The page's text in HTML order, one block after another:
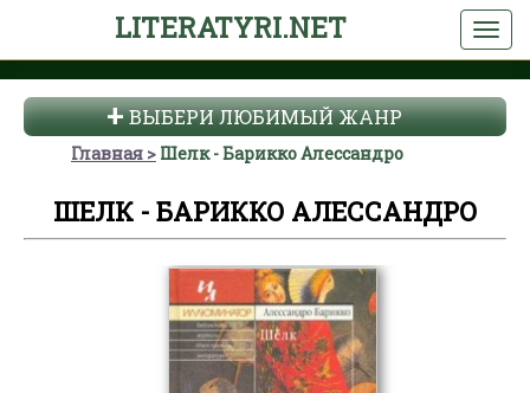
LITERATYRI.NET
ВЫБЕРИ ЛЮБИМЫЙ ЖАНР
Главная Шелк - Барикко Алессандро
ШЕЛК - БАРИККО АЛЕССАНДРО